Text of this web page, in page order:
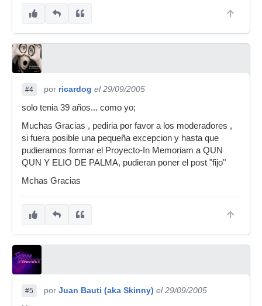
#4 por ricardog el 29/09/2005
solo tenia 39 años... como yo;
Muchas Gracias , pediria por favor a los moderadores ,
si fuera posible una pequeña excepcion y hasta que
pudieramos formar el Proyecto-In Memoriam a QUN
QUN Y ELIO DE PALMA, pudieran poner el post "fijo"
Mchas Gracias
#5 por Juan Bauti (aka Skinny) el 29/09/2005